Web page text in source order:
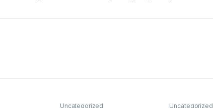
Uncategorized Uncategorized